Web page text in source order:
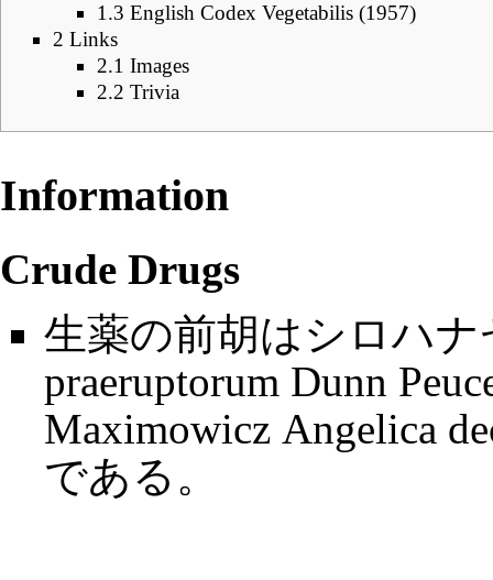
1.3 English Codex Vegetabilis (1957)
2 Links
2.1 Images
2.2 Trivia
Information
Crude Drugs
生薬の前胡はシロハナ
praeruptorum Dunn
Maximowicz Angelica
である。